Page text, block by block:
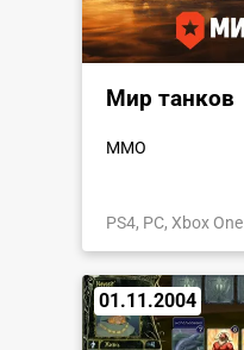
Мир танков
MMO
PS4, PC, Xbox One
01.11.2004